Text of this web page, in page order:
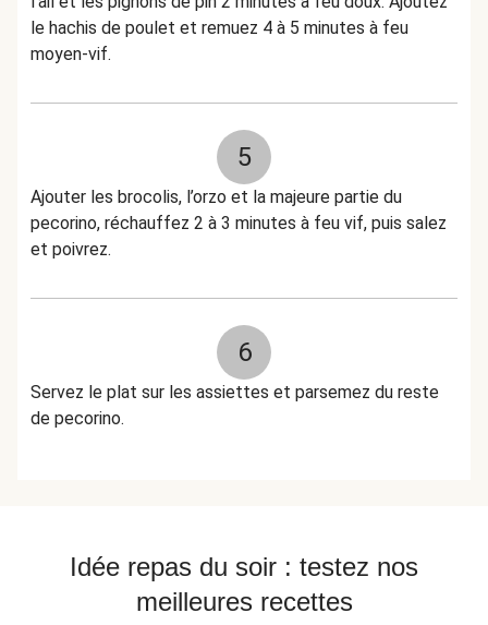
le hachis de poulet et remuez 4 à 5 minutes à feu
moyen-vif.
5
Ajouter les brocolis, l’orzo et la majeure partie du
pecorino, réchauffez 2 à 3 minutes à feu vif, puis salez
et poivrez.
6
Servez le plat sur les assiettes et parsemez du reste
de pecorino.
Idée repas du soir : testez nos
meilleures recettes